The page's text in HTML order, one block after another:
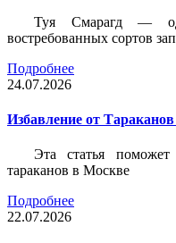
Туя Смарагд —
востребованных сортов
Подробнее
24.07.2026
Избавление от
Эта статья
тараканов в Москве
Подробнее
22.07.2026